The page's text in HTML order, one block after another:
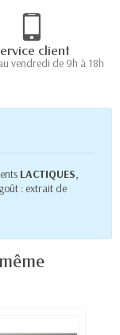
client
vendredi de 9h à 18h
LACTIQUES,
: extrait de